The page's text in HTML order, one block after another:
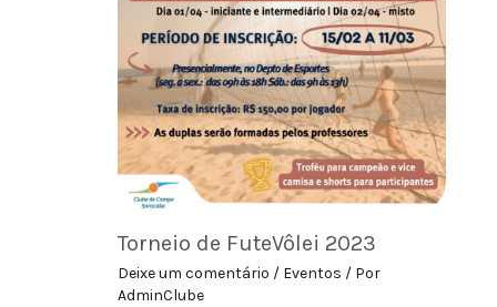
Torneio de FuteVôlei 2023
Deixe um comentário / Eventos / Por
AdminClube